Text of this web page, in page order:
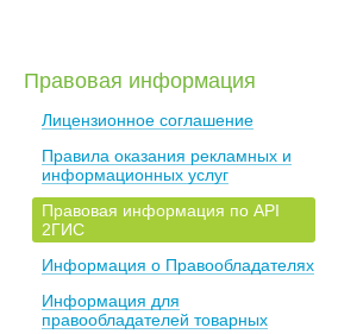
Правовая информация
Лицензионное соглашение
Правила оказания рекламных и
информационных услуг
Правовая информация по API
2ГИС
Информация о Правообладателях
Информация для
правообладателей товарных